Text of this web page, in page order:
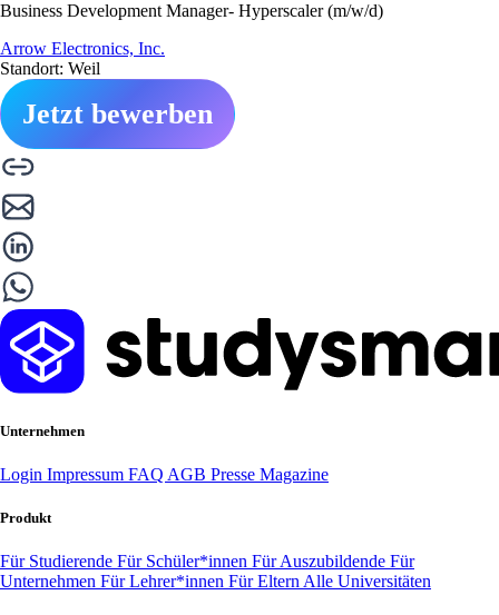
Business Development Manager- Hyperscaler (m/w/d)
Arrow Electronics, Inc.
Standort: Weil
Jetzt bewerben
Unternehmen
Login Impressum FAQ AGB Presse Magazine
Produkt
Für Studierende Für Schüler*innen Für Auszubildende Für
Unternehmen Für Lehrer*innen Für Eltern Alle Universitäten